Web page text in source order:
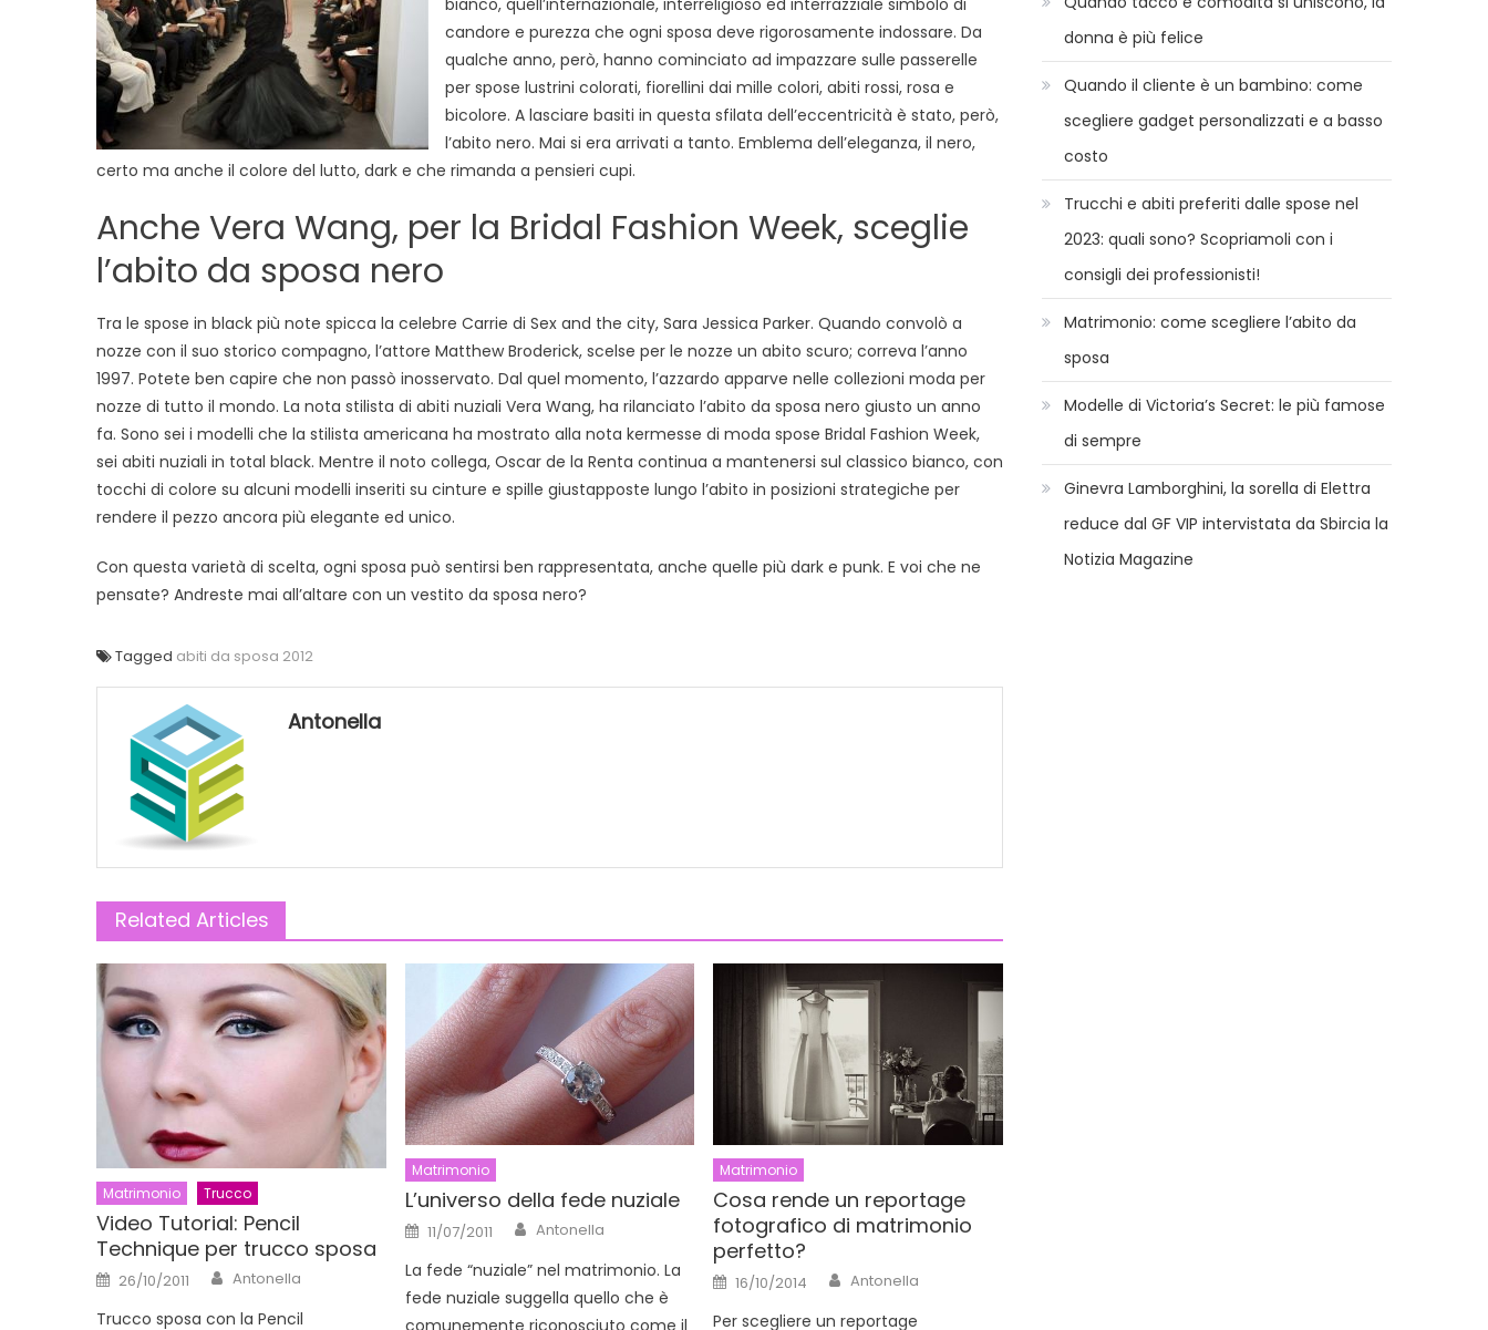
indossereste
mai?
bianco, quell’internazionale, interreligioso ed interrazziale simbolo di
candore e purezza che ogni sposa deve rigorosamente indossare. Da
qualche anno, però, hanno cominciato ad impazzare sulle passerelle
per spose lustrini colorati, fiorellini dai mille colori, abiti rossi, rosa e
bicolore. A lasciare basiti in questa sfilata dell’eccentricità è stato, però,
l’abito nero. Mai si era arrivati a tanto. Emblema dell’eleganza, il nero,
certo ma anche il colore del lutto, dark e che rimanda a pensieri cupi.
Anche Vera Wang, per la Bridal Fashion Week, sceglie
l’abito da sposa nero
Tra le spose in black più note spicca la celebre Carrie di Sex and the city, Sara Jessica Parker. Quando convolò a
nozze con il suo storico compagno, l’attore Matthew Broderick, scelse per le nozze un abito scuro; correva l’anno
1997. Potete ben capire che non passò inosservato. Dal quel momento, l’azzardo apparve nelle collezioni moda per
nozze di tutto il mondo. La nota stilista di abiti nuziali Vera Wang, ha rilanciato l’abito da sposa nero giusto un anno
fa. Sono sei i modelli che la stilista americana ha mostrato alla nota kermesse di moda spose Bridal Fashion Week,
sei abiti nuziali in total black. Mentre il noto collega, Oscar de la Renta continua a mantenersi sul classico bianco, con
tocchi di colore su alcuni modelli inseriti su cinture e spille giustapposte lungo l’abito in posizioni strategiche per
rendere il pezzo ancora più elegante ed unico.
Con questa varietà di scelta, ogni sposa può sentirsi ben rappresentata, anche quelle più dark e punk. E voi che ne
pensate? Andreste mai all’altare con un vestito da sposa nero?
Tagged abiti da sposa 2012
Antonella
Related Articles
Matrimonio Trucco
Video Tutorial: Pencil
Technique per trucco sposa
Posted
on
26/10/2011 Author
Antonella
Trucco sposa con la Pencil
Matrimonio
L’universo della fede nuziale
Posted
on
11/07/2011 Author
Antonella
La fede “nuziale” nel matrimonio. La
fede nuziale suggella quello che è
comunemente riconosciuto come il
Matrimonio
Cosa rende un reportage
fotografico di matrimonio
perfetto?
Posted
on
16/10/2014 Author
Antonella
Per scegliere un reportage
donna è più felice
Quando il cliente è un bambino: come
scegliere gadget personalizzati e a basso
costo
Trucchi e abiti preferiti dalle spose nel
2023: quali sono? Scopriamoli con i
consigli dei professionisti!
Matrimonio: come scegliere l’abito da
sposa
Modelle di Victoria’s Secret: le più famose
di sempre
Ginevra Lamborghini, la sorella di Elettra
reduce dal GF VIP intervistata da Sbircia la
Notizia Magazine